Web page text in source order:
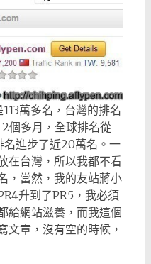
萬多名，台灣的排名
個多月，全球排名從
名進步了近20萬名。一
在台灣，所以我都不看
，當然，我的友站蔣小
升到了PR5，我必須
給網站滋養，而我這個
文章，沒有空的時候，